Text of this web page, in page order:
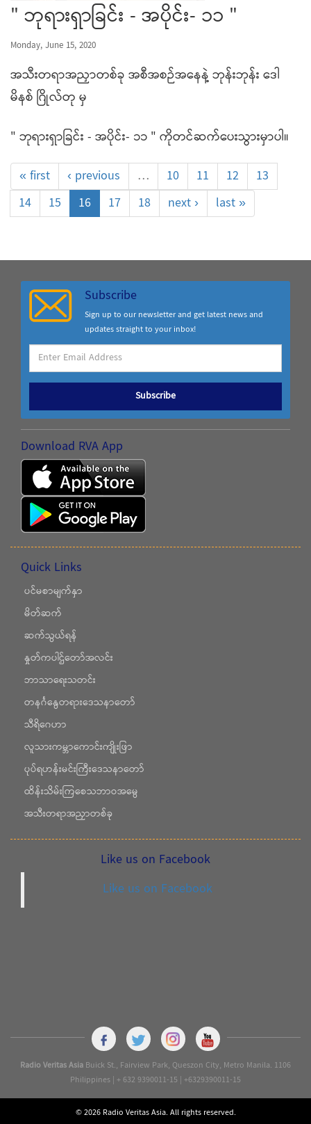
" ဘုရားရှာခြင်း - အပိုင်း- ၁၁ "
Monday, June 15, 2020
အသီးတရာအညှာတစ်ခု အစီအစဉ်အနေနဲ့ ဘုန်းဘုန်း ဒေါ
မိနစ် ဂြိုလ်တု မှ
" ဘုရားရှာခြင်း - အပိုင်း- ၁၁ " ကိုတင်ဆက်ပေးသွားမှာပါ။
« first
‹ previous … 10 11 12
13
14
15 16 17 18 next › last »
Subscribe
Sign up to our newsletter and get latest news and
updates straight to your inbox!
Subscribe
Download RVA App
Quick Links
ပင်မစာမျက်နှာ
မိတ်ဆက်
ဆက်သွယ်ရန်
နှုတ်ကပါဌ်တော်အလင်း
ဘာသာရေးသတင်း
တနင်္ဂနွေတရားဒေသနာတော်
သီရိဂေဟာ
လူသားကမ္ဘာကောင်းကျိုးဖြာ
ပုပ်ရဟန်းမင်းကြီးဒေသနာတော်
ထိန်းသိမ်းကြစေသဘာဝအမွေ
အသီးတရာအညှာတစ်ခု
Like us on Facebook
Like us on Facebook
Radio Veritas AsiaBuick St., Fairview Park, Queszon City, Metro Manila. 1106
Philippines | + 632 9390011-15 | +6329390011-15
© 2026 Radio Veritas Asia. All rights reserved.